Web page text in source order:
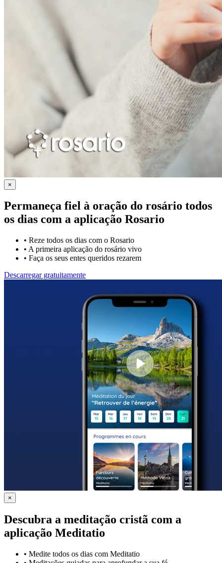
×
Permaneça fiel à oração do rosário todos
os dias com a aplicação Rosario
• Reze todos os dias com o Rosario
• A primeira aplicação do rosário vivo
• Faça os seus entes queridos rezarem
Descarregar gratuitamente
×
Descubra a meditação cristã com a
aplicação Meditatio
• Medite todos os dias com Meditatio